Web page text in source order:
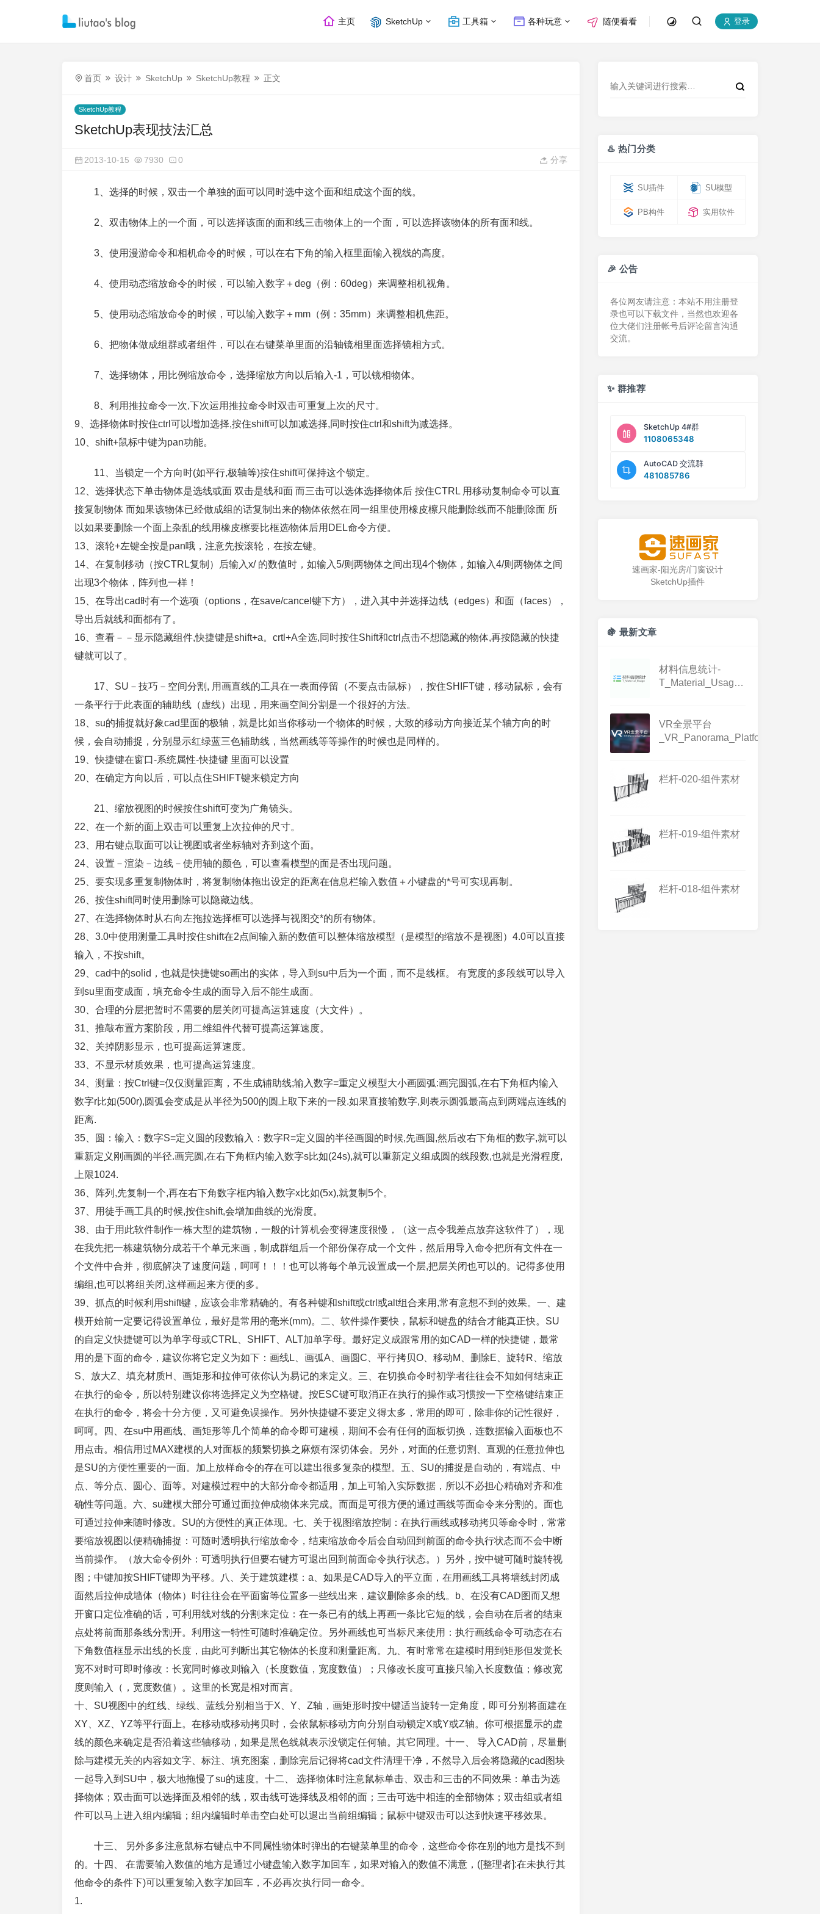
主页 SketchUp 工具箱 各种玩意 随便看看 登录
首页 设计 SketchUp SketchUp教程 正文
SketchUp教程
SketchUp表现技法汇总
2013-10-15 7930 0 分享
1、选择的时候，双击一个单独的面可以同时选中这个面和组成这个面的线。
2、双击物体上的一个面，可以选择该面的面和线三击物体上的一个面，可以选择该物体的所有面和线。
3、使用漫游命令和相机命令的时候，可以在右下角的输入框里面输入视线的高度。
4、使用动态缩放命令的时候，可以输入数字＋deg（例：60deg）来调整相机视角。
5、使用动态缩放命令的时候，可以输入数字＋mm（例：35mm）来调整相机焦距。
6、把物体做成组群或者组件，可以在右键菜单里面的沿轴镜相里面选择镜相方式。
7、选择物体，用比例缩放命令，选择缩放方向以后输入-1，可以镜相物体。
8、利用推拉命令一次,下次运用推拉命令时双击可重复上次的尺寸。
9、选择物体时按住ctrl可以增加选择,按住shift可以加减选择,同时按住ctrl和shift为减选择。
10、shift+鼠标中键为pan功能。
11、当锁定一个方向时(如平行,极轴等)按住shift可保持这个锁定。
12、选择状态下单击物体是选线或面 双击是线和面 而三击可以选体选择物体后 按住CTRL 用移动复制命令可以直
接复制物体 而如果该物体已经做成组的话复制出来的物体依然在同一组里使用橡皮檫只能删除线而不能删除面 所
以如果要删除一个面上杂乱的线用橡皮檫要比框选物体后用DEL命令方便。
13、滚轮+左键全按是pan哦，注意先按滚轮，在按左键。
14、在复制移动（按CTRL复制）后输入x/ 的数值时，如输入5/则两物体之间出现4个物体，如输入4/则两物体之间
出现3个物体，阵列也一样！
15、在导出cad时有一个选项（options，在save/cancel键下方），进入其中并选择边线（edges）和面（faces），
导出后就线和面都有了。
16、查看－－显示隐藏组件,快捷键是shift+a。crtl+A全选,同时按住Shift和ctrl点击不想隐藏的物体,再按隐藏的快捷
键就可以了。
17、SU－技巧－空间分割, 用画直线的工具在一表面停留（不要点击鼠标），按住SHIFT键，移动鼠标，会有
一条平行于此表面的辅助线（虚线）出现，用来画空间分割是一个很好的方法。
18、su的捕捉就好象cad里面的极轴，就是比如当你移动一个物体的时候，大致的移动方向接近某个轴方向的时
候，会自动捕捉，分别显示红绿蓝三色辅助线，当然画线等等操作的时候也是同样的。
19、快捷键在窗口-系统属性-快捷键 里面可以设置
20、在确定方向以后，可以点住SHIFT键来锁定方向
21、缩放视图的时候按住shift可变为广角镜头。
22、在一个新的面上双击可以重复上次拉伸的尺寸。
23、用右键点取面可以让视图或者坐标轴对齐到这个面。
24、设置－渲染－边线－使用轴的颜色，可以查看模型的面是否出现问题。
25、要实现多重复制物体时，将复制物体拖出设定的距离在信息栏输入数值＋小键盘的*号可实现再制。
26、按住shift同时使用删除可以隐藏边线。
27、在选择物体时从右向左拖拉选择框可以选择与视图交*的所有物体。
28、3.0中使用测量工具时按住shift在2点间输入新的数值可以整体缩放模型（是模型的缩放不是视图）4.0可以直接
输入，不按shift。
29、cad中的solid，也就是快捷键so画出的实体，导入到su中后为一个面，而不是线框。 有宽度的多段线可以导入
到su里面变成面，填充命令生成的面导入后不能生成面。
30、合理的分层把暂时不需要的层关闭可提高运算速度（大文件）。
31、推敲布置方案阶段，用二维组件代替可提高运算速度。
32、关掉阴影显示，也可提高运算速度。
33、不显示材质效果，也可提高运算速度。
34、测量：按Ctrl键=仅仅测量距离，不生成辅助线;输入数字=重定义模型大小画圆弧:画完圆弧,在右下角框内输入
数字r比如(500r),圆弧会变成是从半径为500的圆上取下来的一段.如果直接输数字,则表示圆弧最高点到两端点连线的
距离.
35、圆：输入：数字S=定义圆的段数输入：数字R=定义圆的半径画圆的时候,先画圆,然后改右下角框的数字,就可以
重新定义刚画圆的半径.画完圆,在右下角框内输入数字s比如(24s),就可以重新定义组成圆的线段数,也就是光滑程度,
上限1024.
36、阵列,先复制一个,再在右下角数字框内输入数字x比如(5x),就复制5个。
37、用徒手画工具的时候,按住shift,会增加曲线的光滑度。
38、由于用此软件制作一栋大型的建筑物，一般的计算机会变得速度很慢，（这一点令我差点放弃这软件了），现
在我先把一栋建筑物分成若干个单元来画，制成群组后一个部份保存成一个文件，然后用导入命令把所有文件在一
个文件中合并，彻底解决了速度问题，呵呵！！！也可以将每个单元设置成一个层,把层关闭也可以的。记得多使用
编组,也可以将组关闭,这样画起来方便的多。
39、抓点的时候利用shift键，应该会非常精确的。有各种键和shift或ctrl或alt组合来用,常有意想不到的效果。一、建
模开始前一定要记得设置单位，最好是常用的毫米(mm)。二、软件操作要快，鼠标和键盘的结合才能真正快。SU
的自定义快捷键可以为单字母或CTRL、SHIFT、ALT加单字母。最好定义成跟常用的如CAD一样的快捷键，最常
用的是下面的命令，建议你将它定义为如下：画线L、画弧A、画圆C、平行拷贝O、移动M、删除E、旋转R、缩放
S、放大Z、填充材质H、画矩形和拉伸可依你认为易记的来定义。三、在切换命令时初学者往往会不知如何结束正
在执行的命令，所以特别建议你将选择定义为空格键。按ESC键可取消正在执行的操作或习惯按一下空格键结束正
在执行的命令，将会十分方便，又可避免误操作。另外快捷键不要定义得太多，常用的即可，除非你的记性很好，
呵呵。四、在su中用画线、画矩形等几个简单的命令即可建模，期间不会有任何的面板切换，连数据输入面板也不
用点击。相信用过MAX建模的人对面板的频繁切换之麻烦有深切体会。另外，对面的任意切割、直观的任意拉伸也
是SU的方便性重要的一面。加上放样命令的存在可以建出很多复杂的模型。五、SU的捕捉是自动的，有端点、中
点、等分点、圆心、面等。对建模过程中的大部分命令都适用，加上可输入实际数据，所以不必担心精确对齐和准
确性等问题。六、su建模大部分可通过面拉伸成物体来完成。而面是可很方便的通过画线等面命令来分割的。面也
可通过拉伸来随时修改。SU的方便性的真正体现。七、关于视图缩放控制：在执行画线或移动拷贝等命令时，常常
要缩放视图以便精确捕捉：可随时透明执行缩放命令，结束缩放命令后会自动回到前面的命令执行状态而不会中断
当前操作。（放大命令例外：可透明执行但要右键方可退出回到前面命令执行状态。）另外，按中键可随时旋转视
图；中键加按SHIFT键即为平移。八、关于建筑建模：a、如果是CAD导入的平立面，在用画线工具将墙线封闭成
面然后拉伸成墙体（物体）时往往会在平面窗等位置多一些线出来，建议删除多余的线。b、在没有CAD图而又想
开窗口定位准确的话，可利用线对线的分割来定位：在一条已有的线上再画一条比它短的线，会自动在后者的结束
点处将前面那条线分割开。利用这一特性可随时准确定位。另外画线也可当标尺来使用：执行画线命令可动态在右
下角数值框显示出线的长度，由此可判断出其它物体的长度和测量距离。九、有时常常在建模时用到矩形但发觉长
宽不对时可即时修改：长宽同时修改则输入（长度数值，宽度数值）；只修改长度可直接只输入长度数值；修改宽
度则输入（，宽度数值）。这里的长宽是相对而言。
十、SU视图中的红线、绿线、蓝线分别相当于X、Y、Z轴，画矩形时按中键适当旋转一定角度，即可分别将面建在
XY、XZ、YZ等平行面上。在移动或移动拷贝时，会依鼠标移动方向分别自动锁定X或Y或Z轴。你可根据显示的虚
线的颜色来确定是否沿着这些轴移动，如果是黑色线就表示没锁定任何轴。其它同理。十一、 导入CAD前，尽量删
除与建模无关的内容如文字、标注、填充图案，删除完后记得将cad文件清理干净，不然导入后会将隐藏的cad图块
一起导入到SU中，极大地拖慢了su的速度。十二、 选择物体时注意鼠标单击、双击和三击的不同效果：单击为选
择物体；双击面可以选择面及相邻的线，双击线可选择线及相邻的面；三击可选中相连的全部物体；双击组或者组
件可以马上进入组内编辑；组内编辑时单击空白处可以退出当前组编辑；鼠标中键双击可以达到快速平移效果。
十三、 另外多多注意鼠标右键点中不同属性物体时弹出的右键菜单里的命令，这些命令你在别的地方是找不到
的。十四、 在需要输入数值的地方是通过小键盘输入数字加回车，如果对输入的数值不满意，([整理者]:在未执行其
他命令的条件下)可以重复输入数字加回车，不必再次执行同一命令。
1.
♨️ 热门分类
SU插件 SU模型
PB构件 实用软件
🎉 公告
各位网友请注意：本站不用注册登
录也可以下载文件，当然也欢迎各
位大佬们注册帐号后评论留言沟通
交流。
✨ 群推荐
SketchUp 4#群
1108065348
AutoCAD 交流群
481085786
速画家-阳光房/门窗设计
SketchUp插件
🍇 最新文章
材料信息统计-
T_Material_Usage-
VR全景平台
_VR_Panorama_Platform_1.0.0
栏杆-020-组件素材
栏杆-019-组件素材
栏杆-018-组件素材